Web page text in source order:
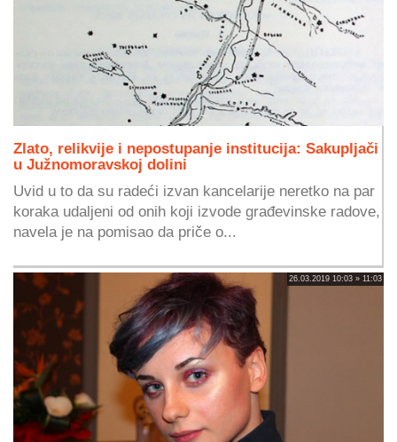
Zlato, relikvije i nepostupanje institucija: Sakupljači
u Južnomoravskoj dolini
Uvid u to da su radeći izvan kancelarije neretko na par
koraka udaljeni od onih koji izvode građevinske radove,
navela je na pomisao da priče o...
26.03.2019 10:03 » 11:03